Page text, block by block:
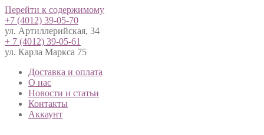
Перейти к содержимому
+7 (4012) 39-05-70
ул. Артиллерийская, 34
+ 7 (4012) 39-05-61
ул. Карла Маркса 75
Доставка и оплата
О нас
Новости и статьи
Контакты
Аккаунт